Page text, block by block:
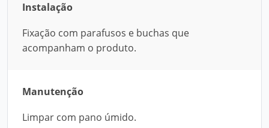
Instalação
Fixação com parafusos e buchas que
acompanham o produto.
Manutenção
Limpar com pano úmido.